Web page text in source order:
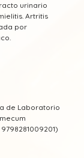
urinario
Artritis
por
de Laboratorio